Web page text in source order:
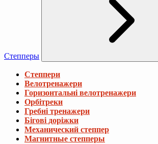
Степперы
Степпери
Велотренажери
Горизонтальні велотренажери
Орбітреки
Гребні тренажери
Бігові доріжки
Механический степпер
Магнитные степперы